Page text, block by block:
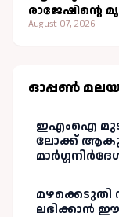
രാജേഷിന്റെ
കൊണ്ടുപോയ
August 07, 2026
ഓപ്പണ്‍
ഇഎംഐ
ലോക്ക്
മഴക്കെടുതി
ലഭിക്കാൻ